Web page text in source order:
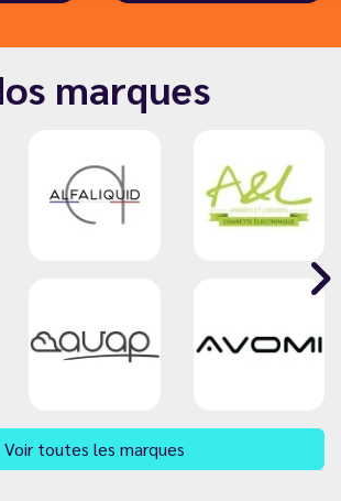
marques
Voir toutes les marques